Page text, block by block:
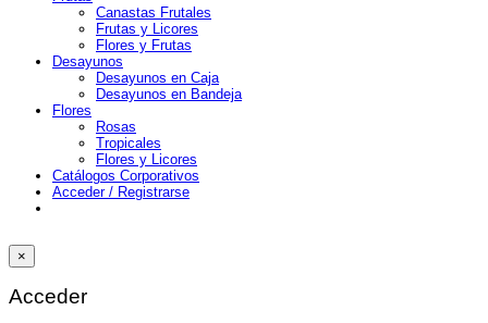
Canastas Frutales
Frutas y Licores
Flores y Frutas
Desayunos
Desayunos en Caja
Desayunos en Bandeja
Flores
Rosas
Tropicales
Flores y Licores
Catálogos Corporativos
Acceder / Registrarse
×
Acceder